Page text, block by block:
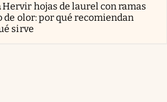
Hervir hojas de laurel con ramas
de olor: por qué recomiendan
sirve